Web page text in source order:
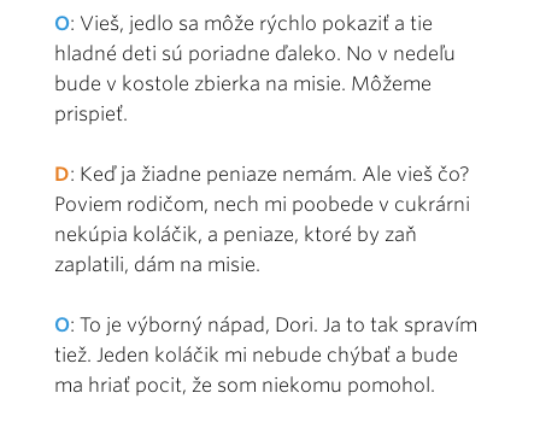
O: Vieš, jedlo sa môže rýchlo pokaziť a tie
hladné deti sú poriadne ďaleko. No v nedeľu
bude v kostole zbierka na misie. Môžeme
prispieť.
D: Keď ja žiadne peniaze nemám. Ale vieš čo?
Poviem rodičom, nech mi poobede v cukrárni
nekúpia koláčik, a peniaze, ktoré by zaň
zaplatili, dám na misie.
O: To je výborný nápad, Dori. Ja to tak spravím
tiež. Jeden koláčik mi nebude chýbať a bude
ma hriať pocit, že som niekomu pomohol.